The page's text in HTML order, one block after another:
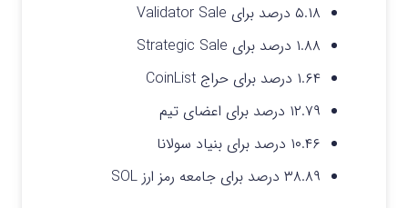
۵.۱۸ درصد برای Validator Sale
۱.۸۸ درصد برای Strategic Sale
۱.۶۴ درصد برای حراج CoinList
۱۲.۷۹ درصد برای اعضای تیم
۱۰.۴۶ درصد برای بنیاد سولانا
۳۸.۸۹ درصد برای جامعه رمز ارز SOL